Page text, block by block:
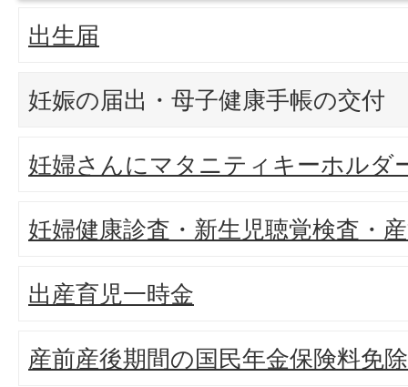
出生届
妊娠の届出・母子健康手帳の交付
妊婦さんにマタニティキーホルダ
妊婦健康診査・新生児聴覚検査・
出産育児一時金
産前産後期間の国民年金保険料免除